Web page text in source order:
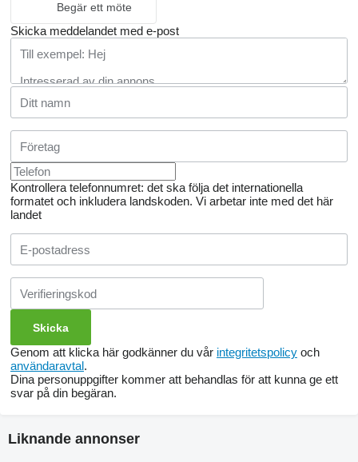
Begär ett möte
Skicka meddelandet med e-post
Kontrollera telefonnumret: det ska följa det internationella
formatet och inkludera landskoden. Vi arbetar inte med det här
landet
Genom att klicka här godkänner du vår integritetspolicy och
användaravtal.
Dina personuppgifter kommer att behandlas för att kunna ge ett
svar på din begäran.
Liknande annonser